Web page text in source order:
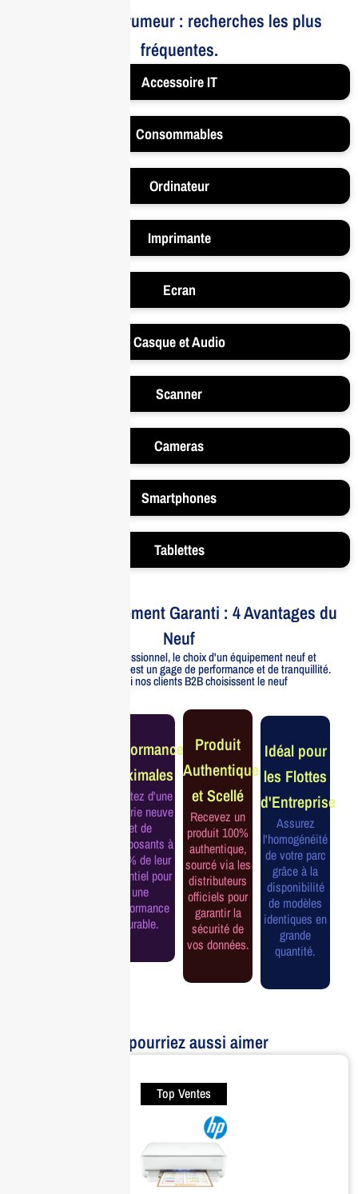
Le bruit et la rumeur : recherches les plus
fréquentes.
Accessoire IT
Consommables
Ordinateur
Imprimante
Ecran
Casque et Audio
Scanner
Cameras
Smartphones
Tablettes
Votre Investissement Garanti : 4 Avantages du
Neuf
Pour un usage professionnel, le choix d'un équipement neuf et
officiellement distribué est un gage de performance et de tranquillité.
Voici pourquoi nos clients B2B choisissent le neuf
Performance
Maximales
Profitez d'une
batterie neuve
et de
composants à
100% de leur
potentiel pour
une
performance
durable.
Produit
Authentique
et Scellé
Recevez un
produit 100%
authentique,
sourcé via les
distributeurs
officiels pour
garantir la
sécurité de
vos données.
Idéal pour
les Flottes
d'Entreprise
Assurez
l'homogénéité
de votre parc
grâce à la
disponibilité
de modèles
identiques en
grande
quantité.
Vous pourriez aussi aimer
Top Ventes